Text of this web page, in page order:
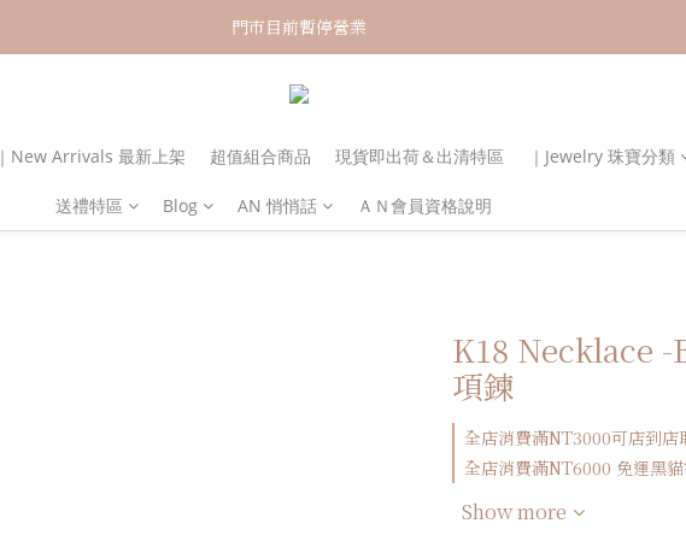
新加入會員！即享有NT150購物金
門市目前暫停營業
新加入會員！即享有NT150購物金
｜New Arrivals 最新上架 超值組合商品 現貨即出荷＆出清特區 ｜Jewelry 珠寶分類
送禮特區 Blog AN 悄悄話 ＡＮ會員資格說明
K18 Necklace
項鍊
全店消費滿NT3000可店到
全店消費滿NT6000 免運黑
Show more